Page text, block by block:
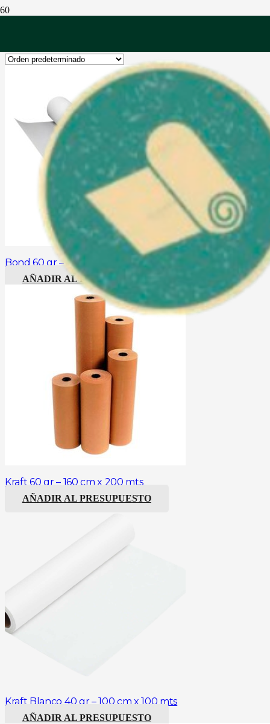
Bond 60 gr – 160 cm x 200 mts
AÑADIR AL PRESUPUESTO
Kraft 60 gr – 160 cm x 200 mts
AÑADIR AL PRESUPUESTO
Kraft Blanco 40 gr – 100 cm x 100 mts
AÑADIR AL PRESUPUESTO